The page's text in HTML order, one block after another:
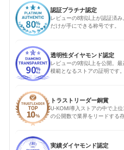
認証プラチナ認定
レビューの8割以上が認証済
だけが手にできる称号です。
透明性ダイヤモンド認定
レビューの9割以上を公開。最
模範となるストアの証明です。
トラストリーダー銅賞
U-KOMI導入ストアの中で上
の公開数で業界をリードする存
実績ダイヤモンド認定